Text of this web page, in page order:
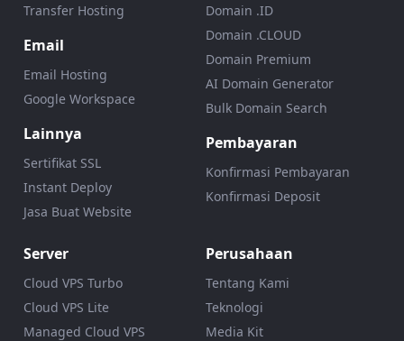
Transfer Hosting
Email
Email Hosting
Google Workspace
Lainnya
Sertifikat SSL
Instant Deploy
Jasa Buat Website
Domain .ID
Domain .CLOUD
Domain Premium
AI Domain Generator
Bulk Domain Search
Pembayaran
Konfirmasi Pembayaran
Konfirmasi Deposit
Server
Cloud VPS Turbo
Cloud VPS Lite
Managed Cloud VPS
Perusahaan
Tentang Kami
Teknologi
Media Kit